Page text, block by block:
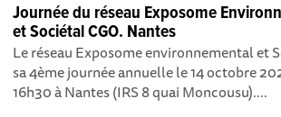
Journée du réseau Exposome
et Sociétal CGO. Nantes
Le réseau Exposome environnemental et
sa 4ème journée annuelle le 14 octobre
16h30 à Nantes (IRS 8 quai Moncousu)....